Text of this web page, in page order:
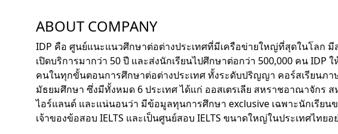
ABOUT COMPANY
IDP คือ ศูนย์แนะแนวศึกษาต่อต่างประเทศที่มีเครือข่ายใหญ่ที่สุดในโลก มี
เปิดบริการมากว่า 50 ปี และส่งนักเรียนไปศึกษาต่อกว่า 500,000 คน IDP
คนในทุกขั้นตอนการศึกษาต่อต่างประเทศ ทั้งระดับปริญญา คอร์สเรียนภ
มัธยมศึกษา ซึ่งมีทั้งหมด 6 ประเทศ ได้แก่ ออสเตรเลีย สหราชอาณาจักร
ไอร์แลนด์ และแน่นอนว่า มีข้อมูลทุนการศึกษา exclusive เฉพาะนักเรียน
เจ้าของข้อสอบ IELTS และเป็นศูนย์สอบ IELTS ขนาดใหญ่ในประเทศไทยอ